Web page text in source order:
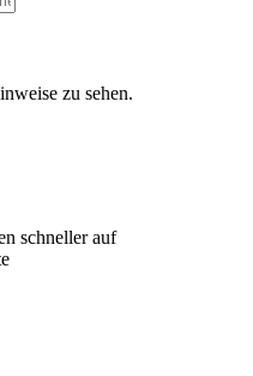
zu sehen.
schneller auf